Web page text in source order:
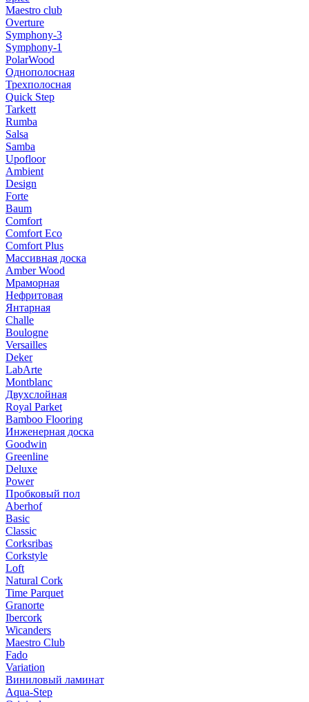
Maestro club
Overture
Symphony-3
Symphony-1
PolarWood
Однополосная
Трехполосная
Quick Step
Tarkett
Rumba
Salsa
Samba
Upofloor
Ambient
Design
Forte
Baum
Comfort
Comfort Eco
Comfort Plus
Массивная доска
Amber Wood
Мраморная
Нефритовая
Янтарная
Challe
Boulogne
Versailles
Deker
LabArte
Montblanc
Двухслойная
Royal Parket
Bamboo Flooring
Инженерная доска
Goodwin
Greenline
Deluxe
Power
Пробковый пол
Aberhof
Basic
Classic
Corksribas
Corkstyle
Loft
Natural Cork
Time Parquet
Granorte
Ibercork
Wicanders
Мaestro Club
Fado
Variation
Виниловый ламинат
Aqua-Step